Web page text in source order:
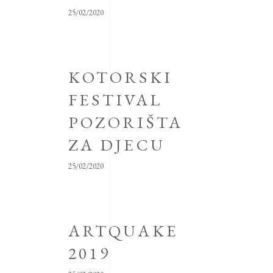
25/02/2020
KOTORSKI
FESTIVAL
POZORIŠTA
ZA DJECU
25/02/2020
ARTQUAKE
2019